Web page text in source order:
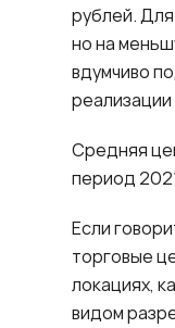
рублей. Для
но на
вдумчиво
Средняя
период
Если
торговые
локациях,
видом